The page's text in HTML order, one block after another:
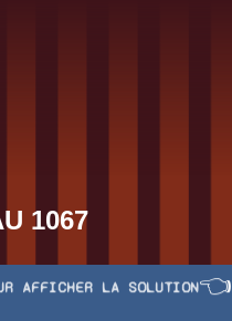
1067
AFFICHER LA SOLUTION👈